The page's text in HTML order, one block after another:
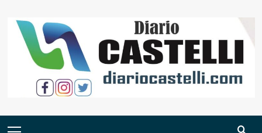
contenido